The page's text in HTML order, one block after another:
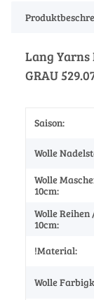
Lang Yarns
GRAU
Saison:
Wolle
Wolle
10cm:
Wolle Reihen
10cm:
!Material:
Wolle